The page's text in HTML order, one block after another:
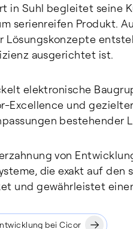
in Suhl begleitet seine
serienreifen Produkt.
Lösungskonzepte
ausgerichtet ist.
elektronische
Excellence und
bestehender
von
die exakt auf
und gewährleistet
bei Cicor